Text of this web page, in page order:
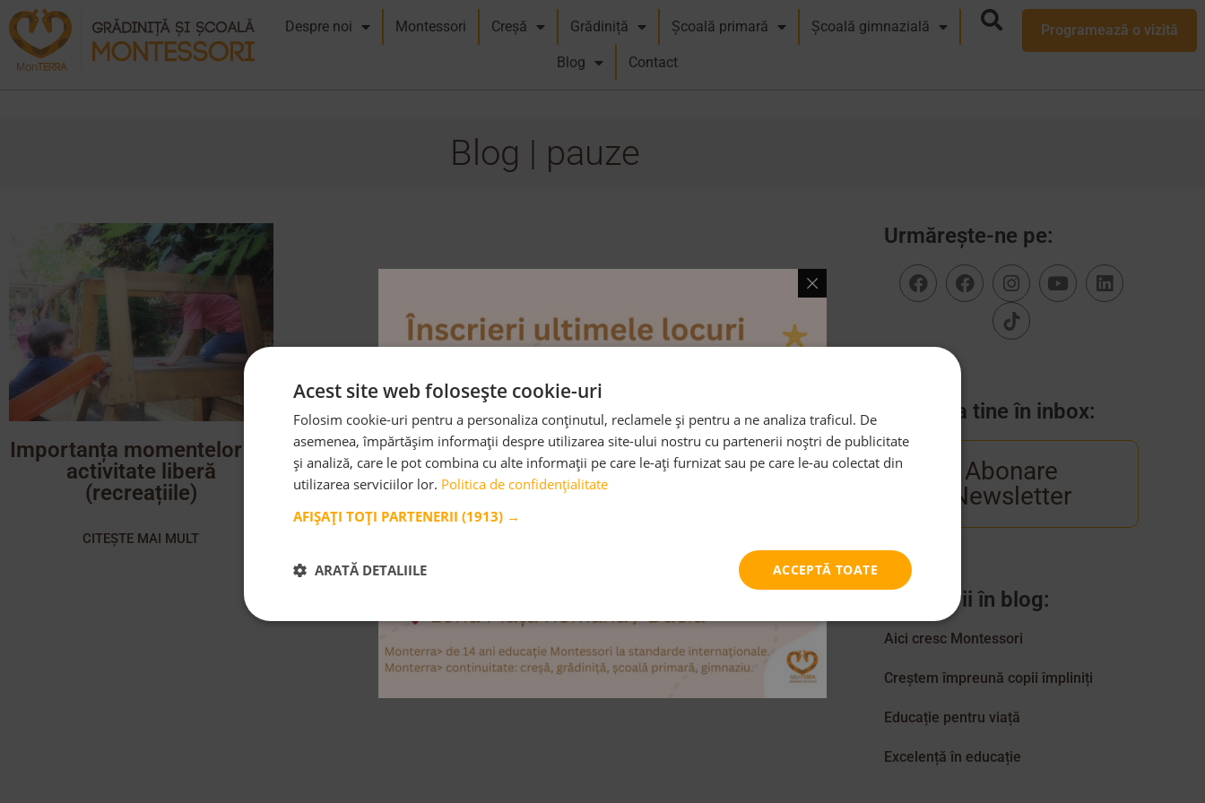
Despre noi Montessori Creșă Grădiniță Școală primară Școală gimnazială
Blog Contact
Programează o vizită
Blog | pauze
Importanța momentelor de
activitate liberă
(recreațiile)
CITEȘTE MAI MULT
Urmărește-ne pe:
Venim la tine în inbox:
Abonare
Newsletter
Categorii în blog:
Aici cresc Montessori
Creștem împreună copii împliniți
Educație pentru viață
Excelență în educație
Acest site web folosește cookie-uri
Folosim cookie-uri pentru a personaliza conținutul, reclamele și pentru a ne analiza traficul. De
asemenea, împărtășim informații despre utilizarea site-ului nostru cu partenerii noștri de publicitate
și analiză, care le pot combina cu alte informații pe care le-ați furnizat sau pe care le-au colectat din
utilizarea serviciilor lor. Politica de confidențialitate
AFIȘAȚI TOȚI PARTENERII (1913) →
ACCEPTĂ TOATE
ARATĂ DETALIILE